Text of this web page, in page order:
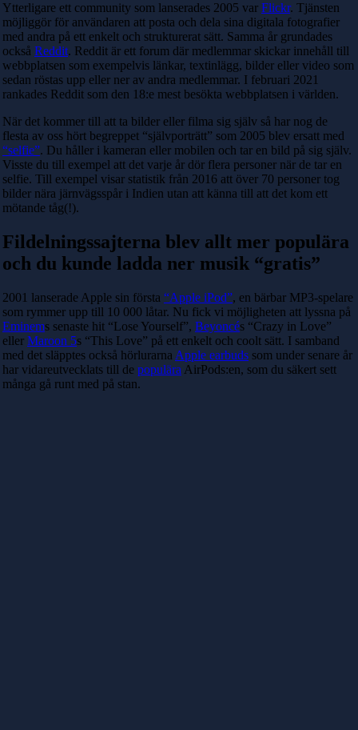
Ytterligare ett community som lanserades 2005 var Flickr. Tjänsten
möjliggör för användaren att posta och dela sina digitala fotografier
med andra på ett enkelt och strukturerat sätt. Samma år grundades
också Reddit. Reddit är ett forum där medlemmar skickar innehåll till
webbplatsen som exempelvis länkar, textinlägg, bilder eller video som
sedan röstas upp eller ner av andra medlemmar. I februari 2021
rankades Reddit som den 18:e mest besökta webbplatsen i världen.
När det kommer till att ta bilder eller filma sig själv så har nog de
flesta av oss hört begreppet “självporträtt” som 2005 blev ersatt med
“selfie”. Du håller i kameran eller mobilen och tar en bild på sig själv.
Visste du till exempel att det varje år dör flera personer när de tar en
selfie. Till exempel visar statistik från 2016 att över 70 personer tog
bilder nära järnvägsspår i Indien utan att känna till att det kom ett
mötande tåg(!).
Fildelningssajterna blev allt mer populära
och du kunde ladda ner musik “gratis”
2001 lanserade Apple sin första “Apple iPod”, en bärbar MP3-spelare
som rymmer upp till 10 000 låtar. Nu fick vi möjligheten att lyssna på
Eminems senaste hit “Lose Yourself”, Beyoncés “Crazy in Love”
eller Maroon 5s “This Love” på ett enkelt och coolt sätt. I samband
med det släpptes också hörlurarna Apple earbuds som under senare år
har vidareutvecklats till de populära AirPods:en, som du säkert sett
många gå runt med på stan.